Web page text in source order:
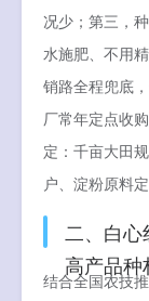
况少；第三，
水施肥、不用
销路全程兜底
厂常年定点收
定：千亩大田
户、淀粉原料
二、白
高产品种
结合全国农技